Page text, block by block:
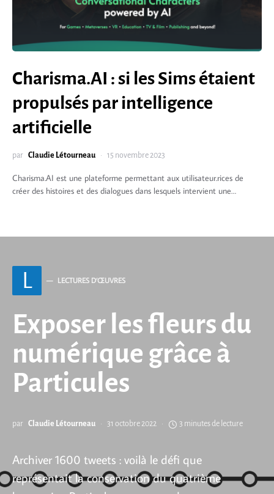
Charisma.AI : si les Sims étaient
propulsés par intelligence
artificielle
par Claudie Létourneau 15 novembre 2023
Charisma.AI est une plateforme permettant aux utilisateur.rices de
créer des histoires et des dialogues dans lesquels intervient une…
L LECTURES D’ŒUVRES
Exposer les fleurs du
numérique grâce à
Particules
par Claudie Létourneau 31 octobre 2022 3 minutes de lecture
Archiver 1600 tweets : voilà le défi que
représentait la conservation du quatrième